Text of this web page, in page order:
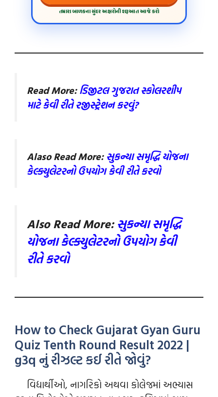
તમારા બાળકના સુંદર અક્ષરોની શરૂઆત આજે કરો
Read More:ડિજીટલ ગુજરાત સ્કોલરશીપ
માટે કેવી રીતે રજીસ્ટ્રેશન કરવું?
Alaso Read More: સુકન્યા સમૃદ્ધિ યોજના
કેલ્ક્યુલેટરનો ઉપયોગ કેવી રીતે કરવો
Also Read More:સુકન્યા સમૃદ્ધિ
યોજના કેલ્ક્યુલેટરનો ઉપયોગ કેવી
રીતે કરવો
How to Check Gujarat Gyan Guru
Quiz Tenth Round Result 2022 |
g3q નું રીઝલ્ટ કઈ રીતે જોવું?
વિદ્યાર્થીઓ, નાગરિકો અથવા કોલેજમાં અભ્યાસ